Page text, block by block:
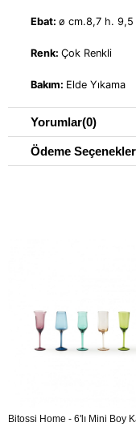
Ebat: ø cm.8,7 h. 9,5
Renk: Çok Renkli
Bakım: Elde Yıkama
Yorumlar(0)
Ödeme
Bitossi Home - 6'lı Mini Boy